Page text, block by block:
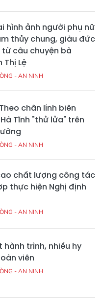
hình ảnh người phụ nữ
thủy chung, giàu đức
từ câu chuyện bà
Thị Lệ
- AN NINH
Theo chân lính biên
Tĩnh "thử lửa" trên
- AN NINH
chất lượng công tác
thực hiện Nghị định
- AN NINH
hành trình, nhiều hy
viên
- AN NINH